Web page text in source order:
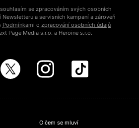
se zpracováním svých osobních
Newsletteru a servisních kampaní a zároveň
Podmínkami o zpracování osobních údajů
Page Media s.r.o. a Heroine s.r.o.
O čem se mluví